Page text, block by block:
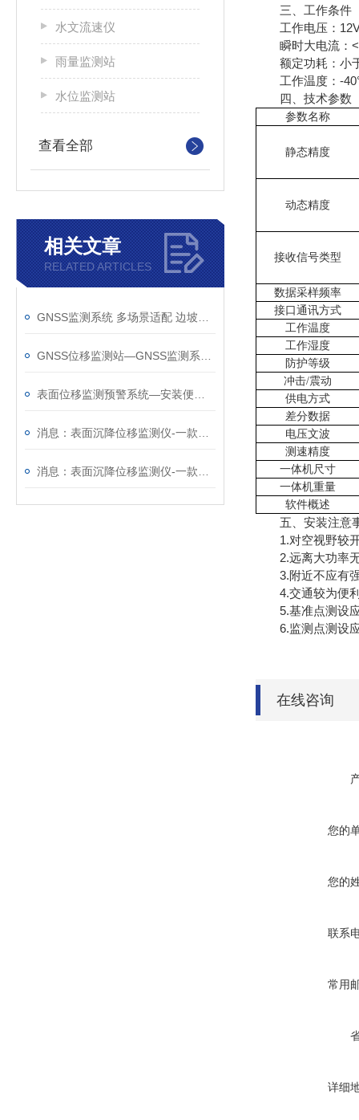
水文流速仪
雨量监测站
水位监测站
查看全部
相关文章
RELATED ARTICLES
三、工作条件
工作电压：
瞬时大电流：
额定功耗：小
工作温度：-
四、技术参数
参数名称
静态精度
动态精度
接收信号类型
数据采样频率
接口通讯方式
工作温度
工作湿度
防护等级
冲击/震动
供电方式
差分数据
电压文波
测速精度
一体机尺寸
一体机重量
软件概述
五、安装注意
1.对空视野较开
2.远离大功率无
3.附近不应有强
4.交通较为便利
5.基准点测设应
6.监测点测设应
在线咨询
您的
您的
联系
常用
详细